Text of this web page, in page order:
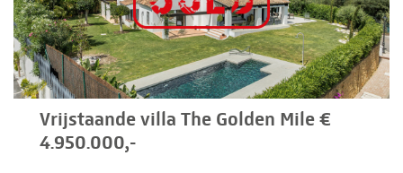
Vrijstaande villa The Golden Mile €
4.950.000,-